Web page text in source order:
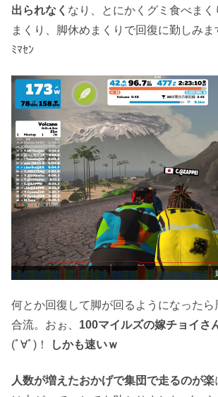
出られなく なり、とにかくグミ食べま
まくり、脚休めまくりで回復に勤しみま
ﾐﾏｾﾝ
何とか回復して脚が回るようになったら
合流。おぉ、 100マイルズの嫁チョイさ
(ﾟ∀ﾟ)！
しかも速いｗ
人数が増えたおかげで集団で走るのが楽